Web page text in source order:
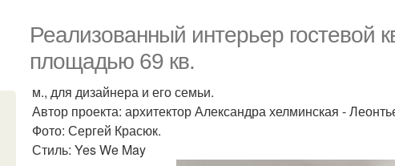
Реализованный интерьер гостевой
площадью 69 кв.
м., для дизайнера и его семьи.
Автор проекта: архитектор Александра хелминская -
Фото: Сергей Красюк.
Стиль: Yes We May